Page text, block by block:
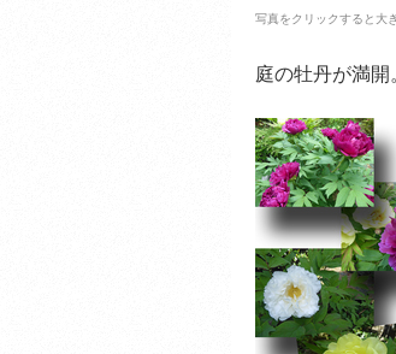
写真をクリックすると大
庭の牡丹が満開